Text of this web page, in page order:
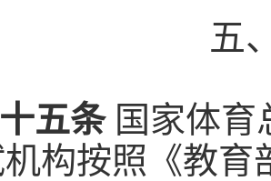
五
五条国家体育
构按照《教育